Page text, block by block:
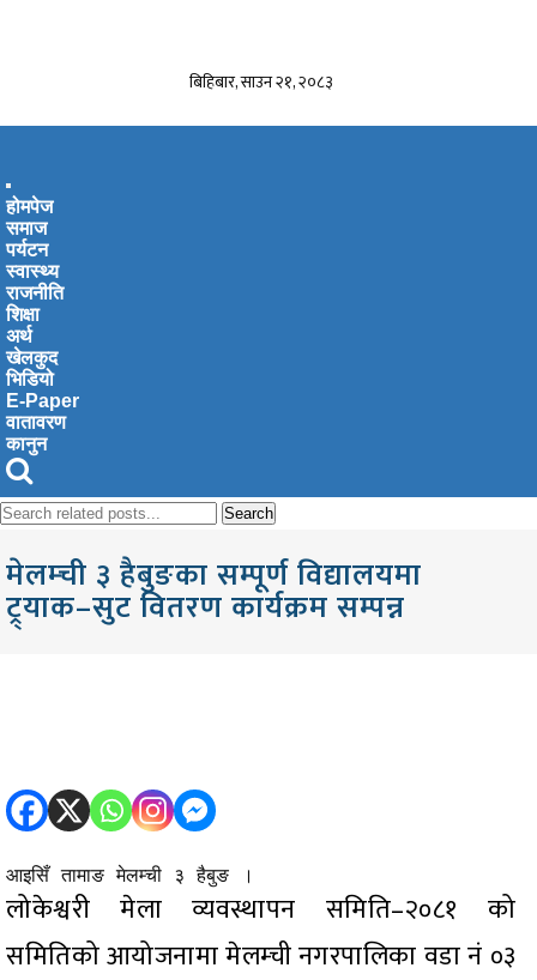
बिहिबार, साउन २१, २०८३
Toggle
navigation
होमपेज
समाज
पर्यटन
स्वास्थ्य
राजनीति
शिक्षा
अर्थ
खेलकुद
भिडियो
E-Paper
वातावरण
कानुन

मेलम्ची ३ हैबुङका सम्पूर्ण विद्यालयमा
ट्र्याक–सुट वितरण कार्यक्रम सम्पन्न
आइसिँ तामाङ मेलम्ची ३ हैबुङ ।
लोकेश्वरी मेला व्यवस्थापन समिति–२०८१ को
समितिको आयोजनामा मेलम्ची नगरपालिका वडा नं ०३